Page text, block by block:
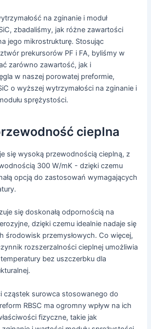
na zginanie i moduł
zbadaliśmy, jak różne zawartości
jego mikrostrukturę. Stosując
prekursorów PF i FA, byliśmy w
zarówno zawartość, jak i
w naszej porowatej preformie,
o wyższej wytrzymałości na zginanie i
sprężystości.
cieplna
się wysoką przewodnością cieplną, z
300 W/mK - dzięki czemu
opcją do zastosowań wymagających
się doskonałą odpornością na
dzięki czemu idealnie nadaje się
środowisk przemysłowych. Co więcej,
rozszerzalności cieplnej umożliwia
bez uszczerbku dla
cząstek surowca stosowanego do
RBSC ma ogromny wpływ na ich
fizyczne, takie jak